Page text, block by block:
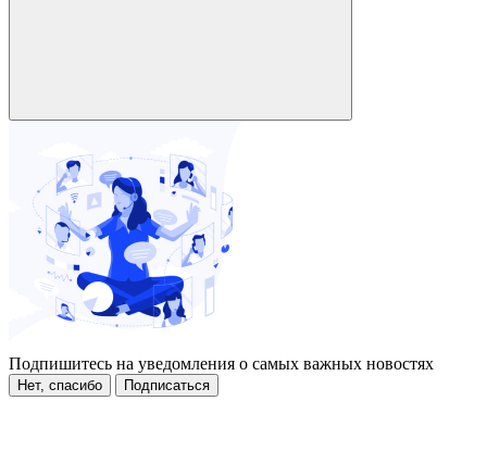
Подпишитесь на уведомления о самых важных новостях
Нет, спасибо Подписаться